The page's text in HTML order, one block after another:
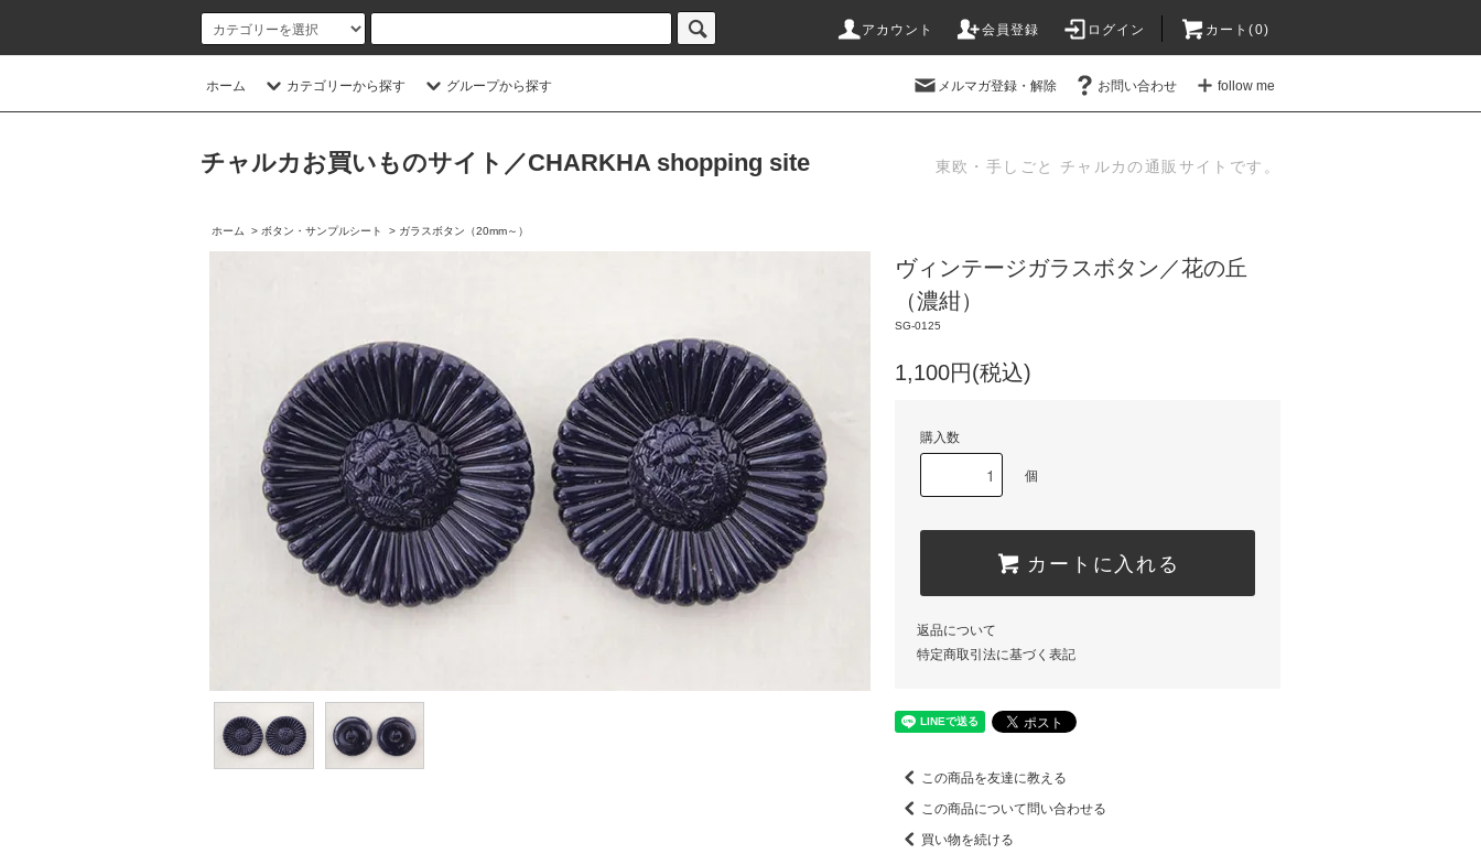
アカウント 会員登録 ログイン カート(0)
ホーム カテゴリーから探す グループから探す メルマガ登録・解除 お問い合わせ follow me
チャルカお買いものサイト／CHARKHA shopping site 東欧・手しごと チャルカの通販サイトです。
ホーム > ボタン・サンプルシート > ガラスボタン（20mm～）
ヴィンテージガラスボタン／花の丘
（濃紺）
SG-0125
1,100円(税込)
購入数
個
カートに入れる
返品について
特定商取引法に基づく表記
この商品を友達に教える
この商品について問い合わせる
買い物を続ける